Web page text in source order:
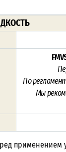
По
Мы
применением